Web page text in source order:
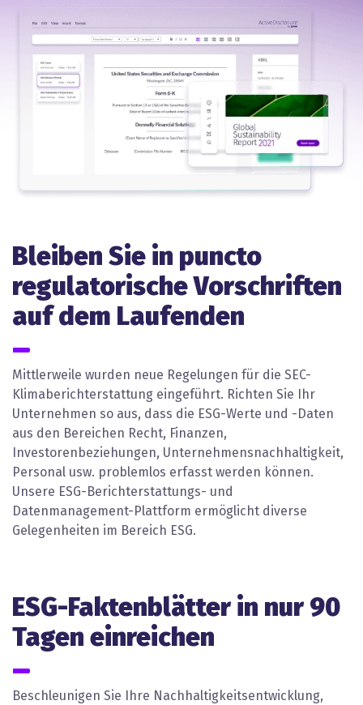
Bleiben Sie in puncto
regulatorische Vorschriften
auf dem Laufenden
Mittlerweile wurden neue Regelungen für die SEC-
Klimaberichterstattung eingeführt. Richten Sie Ihr
Unternehmen so aus, dass die ESG-Werte und -Daten
aus den Bereichen Recht, Finanzen,
Investorenbeziehungen, Unternehmensnachhaltigkeit,
Personal usw. problemlos erfasst werden können.
Unsere ESG-Berichterstattungs- und
Datenmanagement-Plattform ermöglicht diverse
Gelegenheiten im Bereich ESG.
ESG-Faktenblätter in nur 90
Tagen einreichen
Beschleunigen Sie Ihre Nachhaltigkeitsentwicklung,